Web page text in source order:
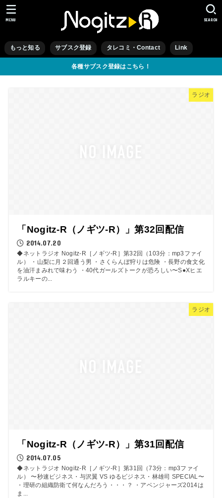
もっと知る サブスク登録 タレコミ・Contact Link
SEARCH
MENU
各種サブスク登録はこちら！
ラジオ
「Nogitz-R（ノギツ-R）」第32回配信
2014.07.20
◆ネットラジオ Nogitz-R［ノギツ-R］第32回（103分：mp3ファイ
ル） ・山梨に月２回通う男 ・さくらんぼ狩りは危険 ・長野の食文化
を油汗まみれで味わう ・40代ガールズトークが恐ろしい〜S●Xヒエ
ラルキーの...
ラジオ
「Nogitz-R（ノギツ-R）」第31回配信
2014.07.05
◆ネットラジオ Nogitz-R［ノギツ-R］第31回（73分：mp3ファイ
ル） 〜秒速ビジネス・与沢翼 VS ゆるビジネス・林雄司 SPECIAL〜
・理研の組織防衛て何なんだろう・・・？ ・アベンジャーズ2014は
ま...